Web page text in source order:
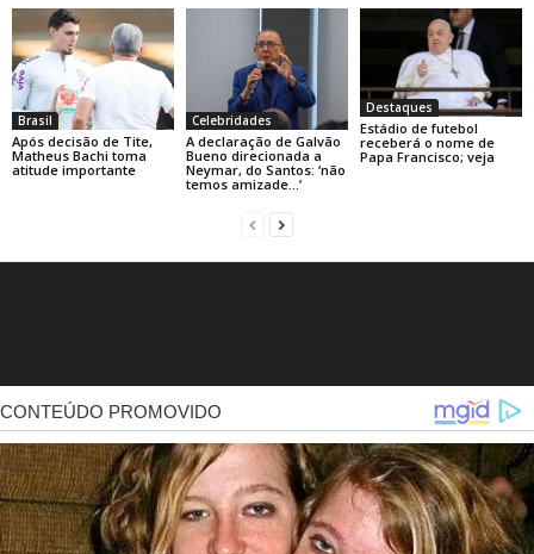
Brasil
Após decisão de Tite,
Matheus Bachi toma
atitude importante
Celebridades
A declaração de Galvão
Bueno direcionada a
Neymar, do Santos: ‘não
temos amizade…’
Destaques
Estádio de futebol
receberá o nome de
Papa Francisco; veja